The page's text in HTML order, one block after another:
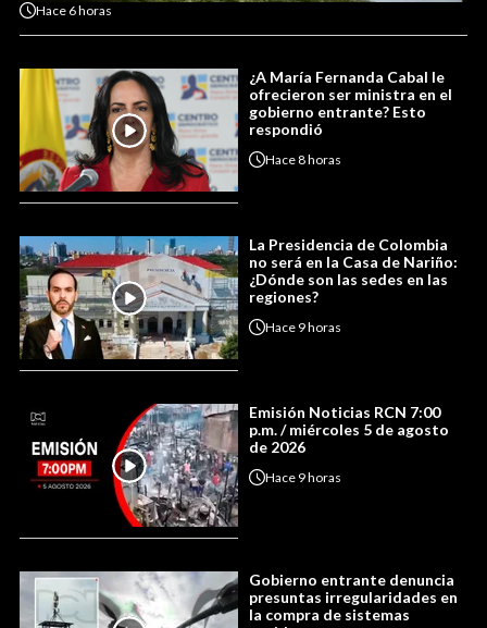
Hace 6 horas
¿A María Fernanda Cabal le
ofrecieron ser ministra en el
gobierno entrante? Esto
respondió
Hace8 horas
La Presidencia de Colombia
no será en la Casa de Nariño:
¿Dónde son las sedes en las
regiones?
Hace 9 horas
Emisión Noticias RCN 7:00
p.m. / miércoles 5 de agosto
de 2026
Hace 9 horas
Gobierno entrante denuncia
presuntas irregularidades en
la compra de sistemas